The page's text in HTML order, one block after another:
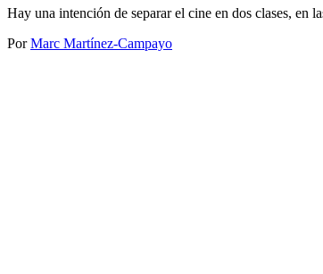
Hay una intención de separar el cine en dos clases, en
Por Marc Martínez-Campayo